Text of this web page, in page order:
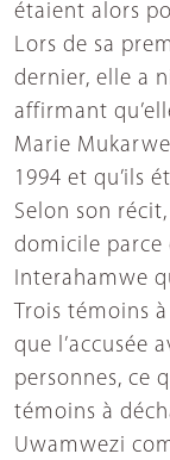
étaient alors
Lors de sa
dernier, elle a
affirmant
Marie
1994 et qu’ils
Selon son
domicile parce
Interahamwe
Trois témoins
que l’accusée
personnes, ce
témoins à
Uwamwezi